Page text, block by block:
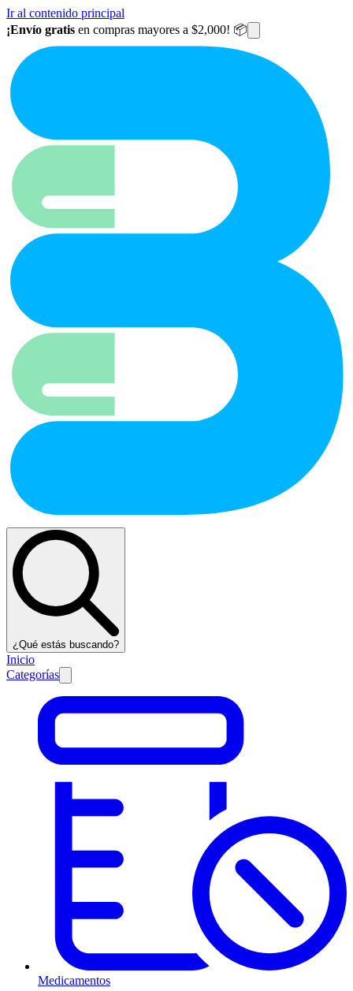
Ir al contenido principal
¡Envío gratis en compras mayores a $2,000! 📦
¿Qué estás buscando?
Inicio
Categorías
Medicamentos